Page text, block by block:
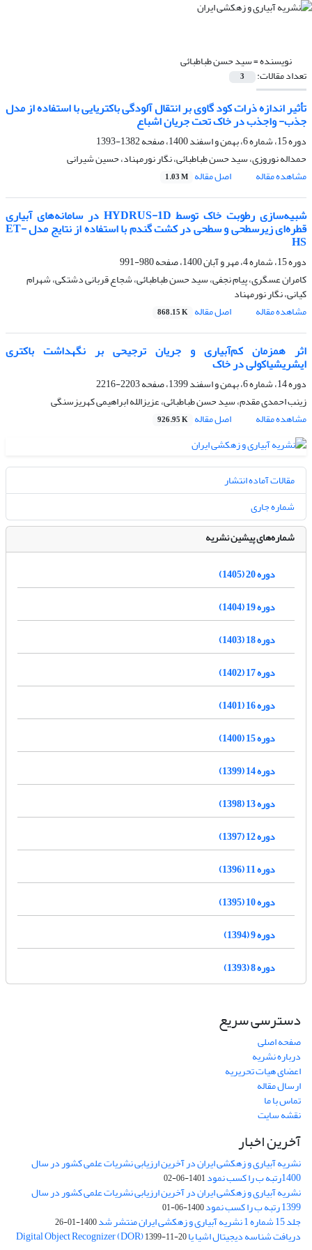
نویسنده =سید حسن طباطبائی
تعداد مقالات: 3
تأثیر اندازه ذرات کود گاوی بر انتقال آلودگی باکتریایی با استفاده از مدل
جذب- واجذب در خاک تحت جریان اشباع
دوره 15، شماره 6، بهمن و اسفند 1400، صفحه
1382-1393
حمداله نوروزی، سید حسن طباطبائی، نگار نورمهناد، حسین شیرانی
مشاهده مقاله
اصل مقاله 1.03 M
شبیه‌سازی رطوبت خاک توسط HYDRUS-1D در سامانه‌های آبیاری
قطره‌ای زیر‌سطحی و سطحی در کشت گندم با استفاده از نتایج مدل‌ ET-
HS
دوره 15، شماره 4، مهر و آبان 1400، صفحه
980-991
کامران عسگری، پیام نجفی، سید حسن طباطبائی، شجاع قربانی دشتکی، شهرام
کیانی، نگار نورمهناد
مشاهده مقاله
اصل مقاله 868.15 K
اثر همزمان کم‌آبیاری و جریان ترجیحی بر نگهداشت باکتری
ایشریشیاکولی در خاک
دوره 14، شماره 6، بهمن و اسفند 1399، صفحه
2203-2216
زینب احمدی مقدم، سید حسن طباطبائی، عزیزالله ابراهیمی کهریزسنگی
مشاهده مقاله
اصل مقاله 926.95 K
مقالات آماده انتشار
شماره جاری
شماره‌های پیشین نشریه
دوره 20 (1405)
دوره 19 (1404)
دوره 18 (1403)
دوره 17 (1402)
دوره 16 (1401)
دوره 15 (1400)
دوره 14 (1399)
دوره 13 (1398)
دوره 12 (1397)
دوره 11 (1396)
دوره 10 (1395)
دوره 9 (1394)
دوره 8 (1393)
دسترسی سریع
صفحه اصلی
درباره نشریه
اعضای هیات تحریریه
ارسال مقاله
تماس با ما
نقشه سایت
آخرین اخبار
نشریه آبیاری و زهکشی ایران در آخرین ارزیابی نشریات علمی کشور در سال
1400رتبه ب را کسب نمود 1401-06-02
نشریه آبیاری و زهکشی ایران در آخرین ارزیابی نشریات علمی کشور در سال
1399 رتبه ب را کسب نمود 1400-06-01
جلد 15 شماره 1 نشریه آبیاری و زهکشی ایران منتشر شد 1400-01-26
دریافت شناسه دیجیتال اشیا یا Digital Object Recognizer (DOR)1399-11-20